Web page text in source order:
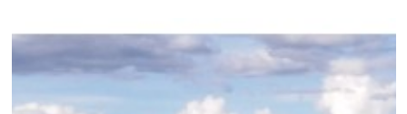
iglesias
la